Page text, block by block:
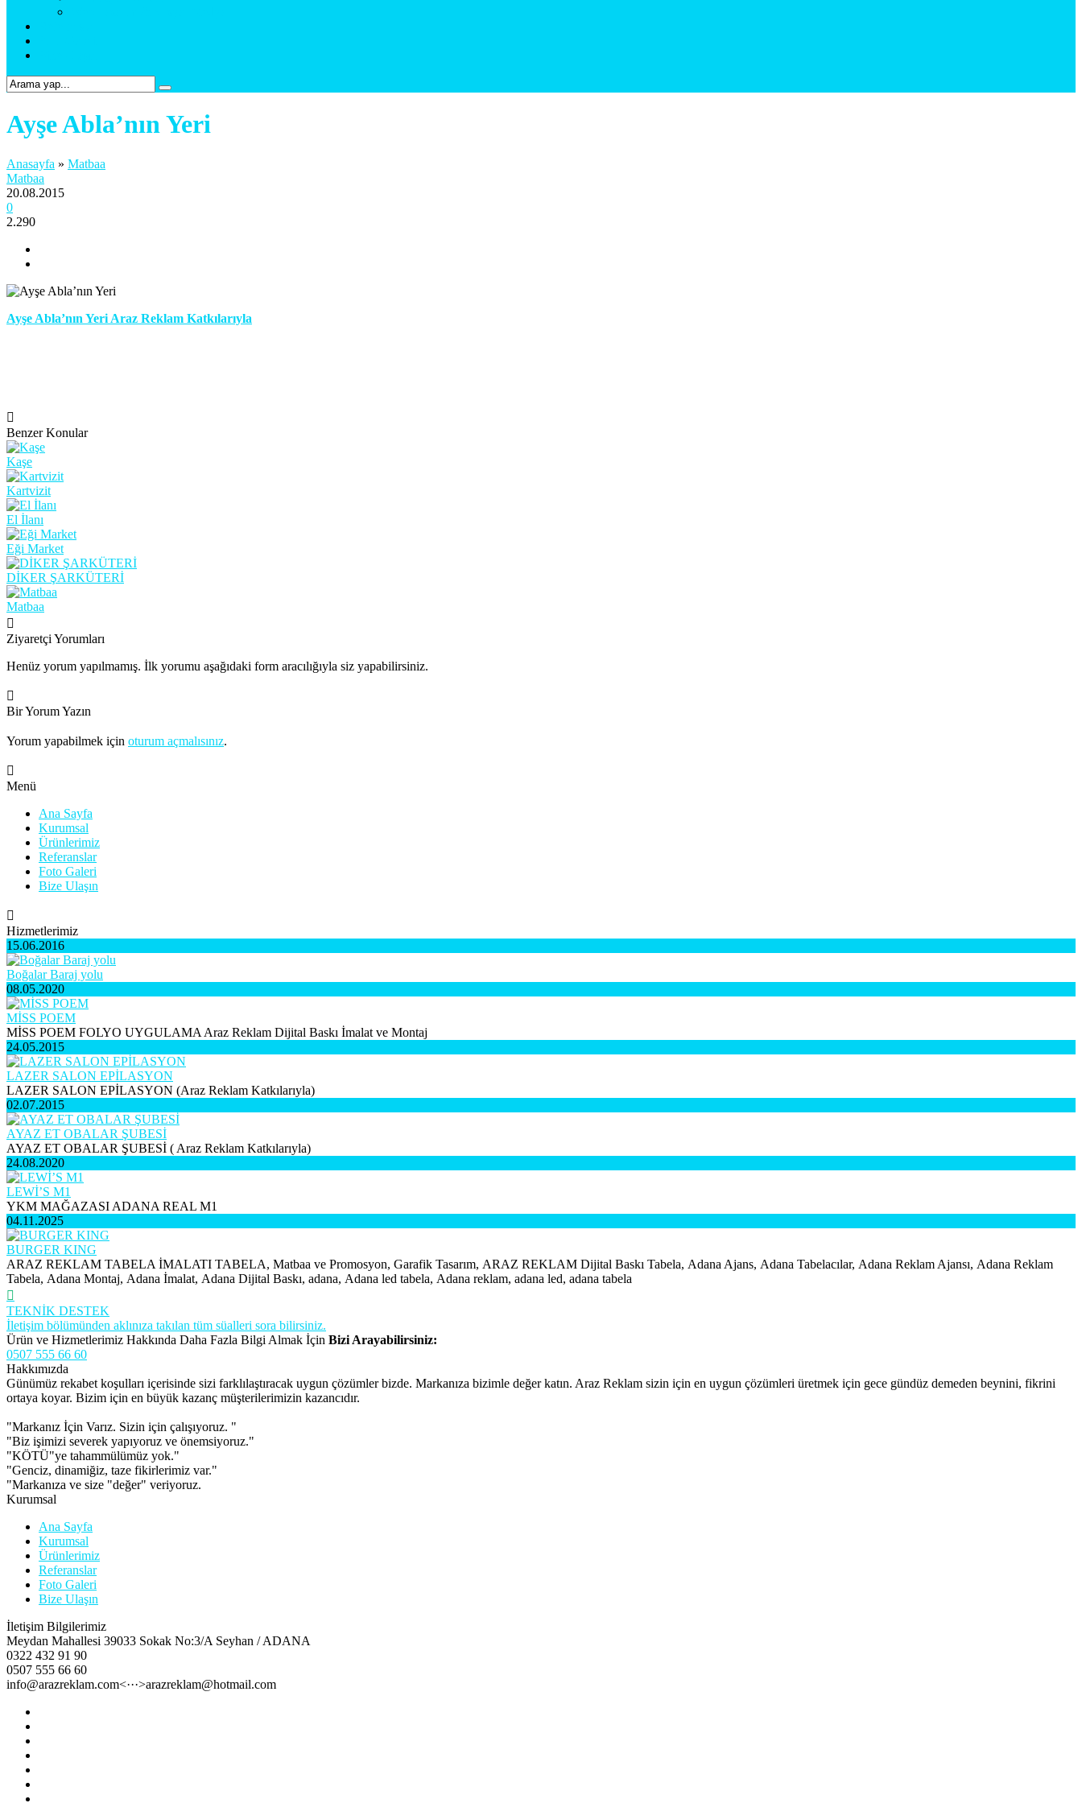
Ayşe Abla’nın Yeri
Anasayfa » Matbaa
Matbaa
20.08.2015
0
2.290
Ayşe Abla’nın Yeri Araz Reklam Katkılarıyla
Benzer Konular
Kaşe
Kartvizit
El İlanı
Eği Market
DİKER ŞARKÜTERİ
Matbaa
Ziyaretçi Yorumları
Henüz yorum yapılmamış. İlk yorumu aşağıdaki form aracılığıyla siz yapabilirsiniz.
Bir Yorum Yazın
Yorum yapabilmek için oturum açmalısınız.
Menü
Ana Sayfa
Kurumsal
Ürünlerimiz
Referanslar
Foto Galeri
Bize Ulaşın
Hizmetlerimiz
15.06.2016
Boğalar Baraj yolu
08.05.2020
MİSS POEM
MİSS POEM FOLYO UYGULAMA Araz Reklam Dijital Baskı İmalat ve Montaj
24.05.2015
LAZER SALON EPİLASYON
LAZER SALON EPİLASYON (Araz Reklam Katkılarıyla)
02.07.2015
AYAZ ET OBALAR ŞUBESİ
AYAZ ET OBALAR ŞUBESİ ( Araz Reklam Katkılarıyla)
24.08.2020
LEWİ’S M1
YKM MAĞAZASI ADANA REAL M1
04.11.2025
BURGER KING
ARAZ REKLAM TABELA İMALATI TABELA, Matbaa ve Promosyon, Garafik Tasarım, ARAZ REKLAM Dijital Baskı Tabela, Adana Ajans, Adana Tabelacılar, Adana Reklam Ajansı, Adana Reklam
Tabela, Adana Montaj, Adana İmalat, Adana Dijital Baskı, adana, Adana led tabela, Adana reklam, adana led, adana tabela
TEKNİK DESTEK
İletişim bölümünden aklınıza takılan tüm süalleri sora bilirsiniz.
Ürün ve Hizmetlerimiz Hakkında Daha Fazla Bilgi Almak İçin Bizi Arayabilirsiniz:
0507 555 66 60
Hakkımızda
Günümüz rekabet koşulları içerisinde sizi farklılaştıracak uygun çözümler bizde. Markanıza bizimle değer katın. Araz Reklam sizin için en uygun çözümleri üretmek için gece gündüz demeden beynini, fikrini
ortaya koyar. Bizim için en büyük kazanç müşterilerimizin kazancıdır.
"Markanız İçin Varız. Sizin için çalışıyoruz. "
"Biz işimizi severek yapıyoruz ve önemsiyoruz."
"KÖTÜ"ye tahammülümüz yok."
"Genciz, dinamiğiz, taze fikirlerimiz var."
"Markanıza ve size "değer" veriyoruz.
Kurumsal
Ana Sayfa
Kurumsal
Ürünlerimiz
Referanslar
Foto Galeri
Bize Ulaşın
İletişim Bilgilerimiz
Meydan Mahallesi 39033 Sokak No:3/A Seyhan / ADANA
0322 432 91 90
0507 555 66 60
info@arazreklam.com<···>arazreklam@hotmail.com